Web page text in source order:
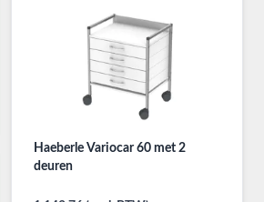
Haeberle Variocar 60 met 2
deuren